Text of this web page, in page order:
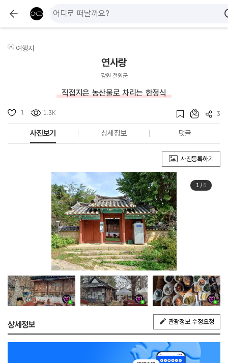
여행지
연사랑
강원 철원군
직접지은 농산물로 차리는 한정식
1 1.3K 3
사진보기 상세정보 댓글
사진등록하기
1/ 5
상세정보 관광정보 수정요청